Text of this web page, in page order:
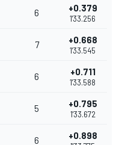
6 +0.379
1'33.256
7 +0.668
1'33.545
6 +0.711
1'33.588
5 +0.795
1'33.672
6 +0.898